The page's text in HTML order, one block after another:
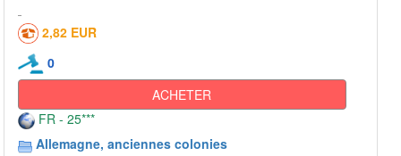
2,82 EUR
0
ACHETER
FR - 25***
Allemagne, anciennes colonies